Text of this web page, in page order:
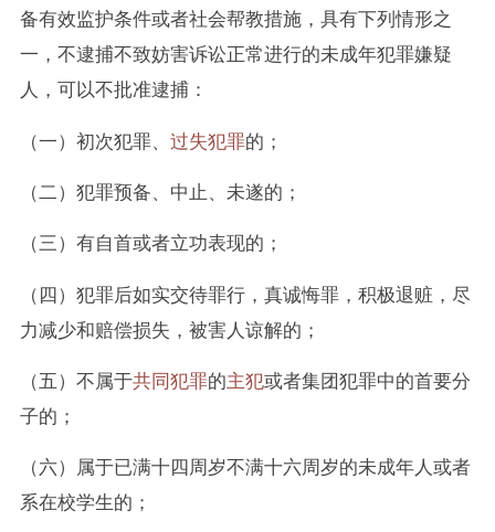
备有效监护条件或者社会帮教措施，具有下列情形之
一，不逮捕不致妨害诉讼正常进行的未成年犯罪嫌疑
人，可以不批准逮捕：
（一）初次犯罪、 过失犯罪的；
（二）犯罪预备、中止、未遂的；
（三）有自首或者立功表现的；
（四）犯罪后如实交待罪行，真诚悔罪，积极退赃，尽
力减少和赔偿损失，被害人谅解的；
（五）不属于共同犯罪的主犯或者集团犯罪中的首要分
子的；
（六）属于已满十四周岁不满十六周岁的未成年人或者
系在校学生的；